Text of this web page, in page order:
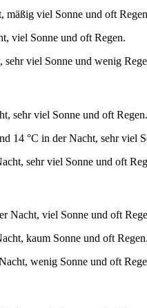
mäßig viel Sonne und oft
viel Sonne und oft Regen.
sehr viel Sonne und wenig
sehr viel Sonne und oft Regen.
14 °C in der Nacht, sehr viel
sehr viel Sonne und oft
Nacht, viel Sonne und oft
kaum Sonne und oft Regen.
wenig Sonne und oft